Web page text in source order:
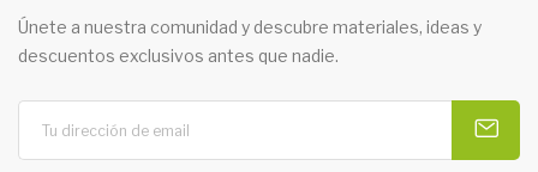
Únete a nuestra comunidad y descubre materiales, ideas y
descuentos exclusivos antes que nadie.